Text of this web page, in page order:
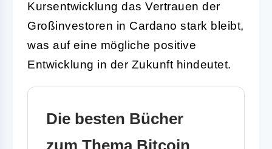
Kursentwicklung das Vertrauen der
Großinvestoren in Cardano stark bleibt,
was auf eine mögliche positive
Entwicklung in der Zukunft hindeutet.
Die besten Bücher
zum Thema Bitcoin